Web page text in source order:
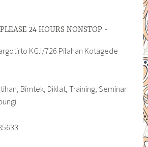
24 HOURS NONSTOP
KG.I/726 Pilahan Kotagede
Bimtek, Diklat, Training, Seminar